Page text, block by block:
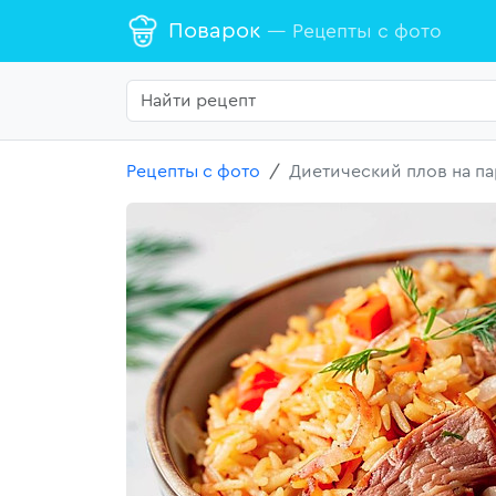
Поварок — Рецепты с фото
Рецепты с фото Диетический плов на